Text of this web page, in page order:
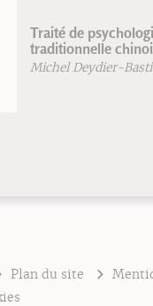
Traité de
traditionnelle
Michel Deydier-
Plan du site